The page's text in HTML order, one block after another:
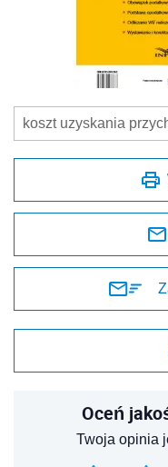
koszt uzyskania
Oceń
Twoja opinia